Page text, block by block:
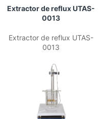
Extractor de reflux UTAS-
0013
Extractor de reflux UTAS-
0013